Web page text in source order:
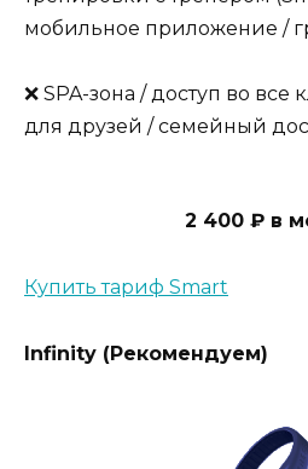
мобильное приложение /
❌ SPA-зона / доступ во все
для друзей / семейный
2 400 ₽ в
Купить тариф Smart
Infinity (Рекомендуем)